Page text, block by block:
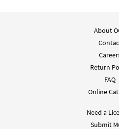
About
Return
FAQ
Online
Need a
Submit